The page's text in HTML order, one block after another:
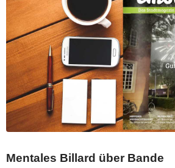
Mentales Billard über Bande